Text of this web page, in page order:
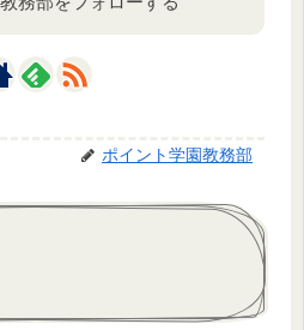
ポイント学園教務部